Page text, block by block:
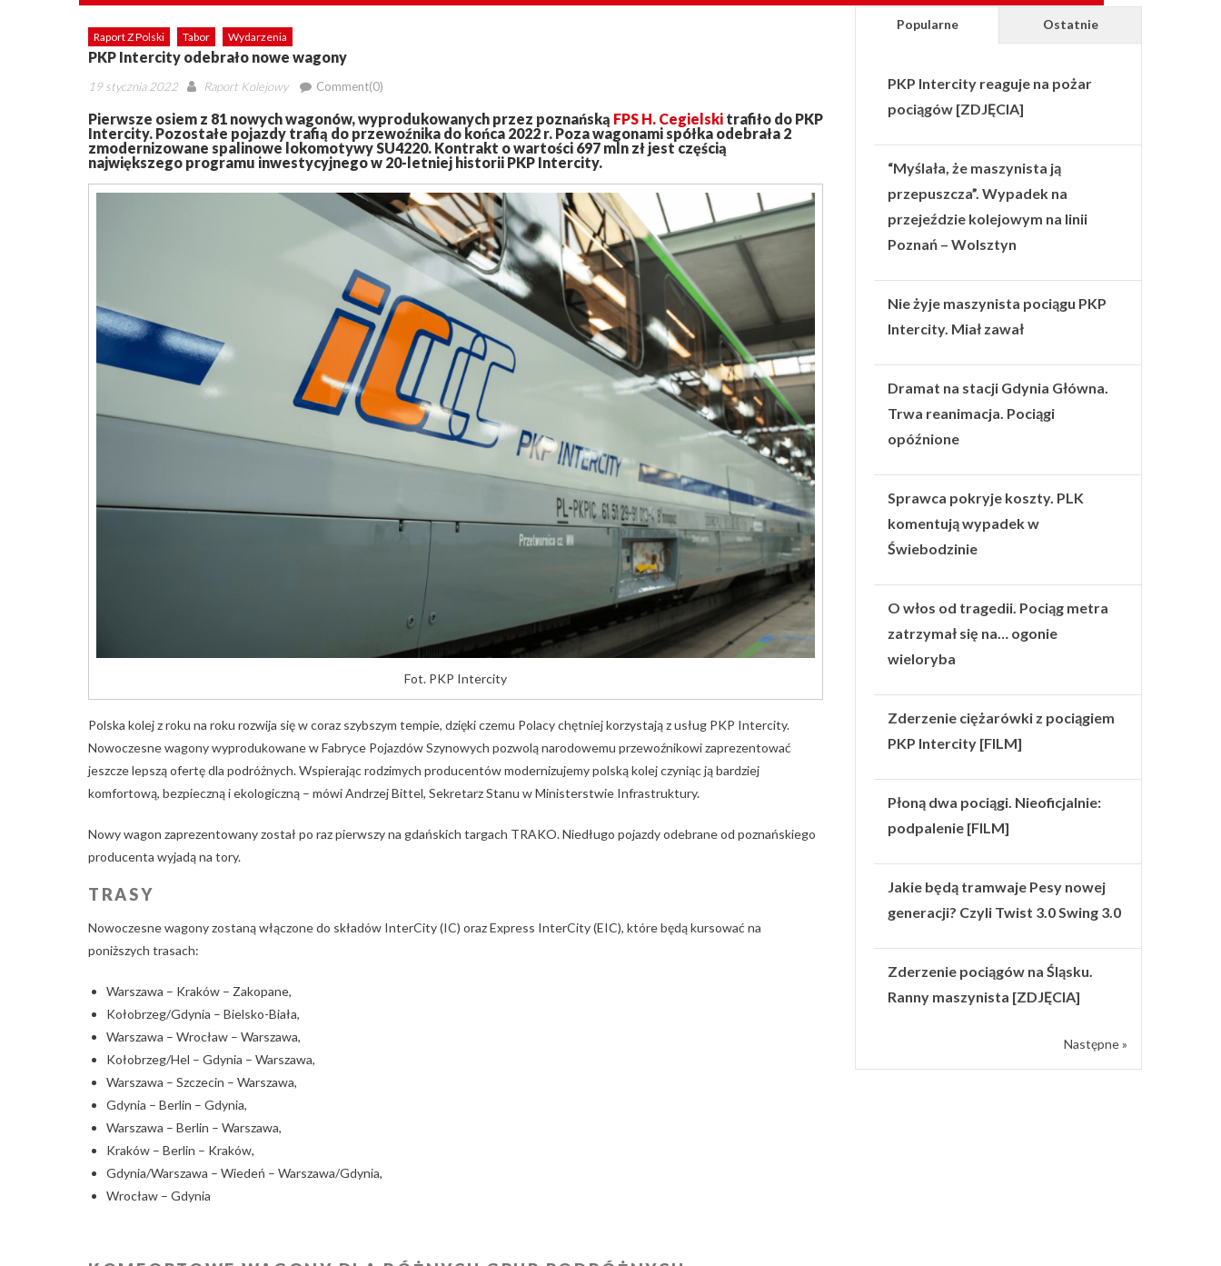
Raport Z Polski Tabor Wydarzenia
PKP Intercity odebrało nowe wagony
Posted
19 stycznia 2022 Author
Raport Kolejowy Comment(0)
Pierwsze osiem z 81 nowych wagonów, wyprodukowanych przez poznańską FPS H. Cegielski trafiło do PKP
Intercity. Pozostałe pojazdy trafią do przewoźnika do końca 2022 r. Poza wagonami spółka odebrała 2
zmodernizowane spalinowe lokomotywy SU4220. Kontrakt o wartości 697 mln zł jest częścią
największego programu inwestycyjnego w 20-letniej historii PKP Intercity.
Fot. PKP Intercity
Polska kolej z roku na roku rozwija się w coraz szybszym tempie, dzięki czemu Polacy chętniej korzystają z usług PKP Intercity.
Nowoczesne wagony wyprodukowane w Fabryce Pojazdów Szynowych pozwolą narodowemu przewoźnikowi zaprezentować
jeszcze lepszą ofertę dla podróżnych. Wspierając rodzimych producentów modernizujemy polską kolej czyniąc ją bardziej
komfortową, bezpieczną i ekologiczną – mówi Andrzej Bittel, Sekretarz Stanu w Ministerstwie Infrastruktury.
Nowy wagon zaprezentowany został po raz pierwszy na gdańskich targach TRAKO. Niedługo pojazdy odebrane od poznańskiego
producenta wyjadą na tory.
TRASY
Nowoczesne wagony zostaną włączone do składów InterCity (IC) oraz Express InterCity (EIC), które będą kursować na
poniższych trasach:
Warszawa – Kraków – Zakopane,
Kołobrzeg/Gdynia – Bielsko-Biała,
Warszawa – Wrocław – Warszawa,
Kołobrzeg/Hel – Gdynia – Warszawa,
Warszawa – Szczecin – Warszawa,
Gdynia – Berlin – Gdynia,
Warszawa – Berlin – Warszawa,
Kraków – Berlin – Kraków,
Gdynia/Warszawa – Wiedeń – Warszawa/Gdynia,
Wrocław – Gdynia
Popularne Ostatnie
PKP Intercity reaguje na pożar
pociągów [ZDJĘCIA]
“Myślała, że maszynista ją
przepuszcza”. Wypadek na
przejeździe kolejowym na linii
Poznań – Wolsztyn
Nie żyje maszynista pociągu PKP
Intercity. Miał zawał
Dramat na stacji Gdynia Główna.
Trwa reanimacja. Pociągi
opóźnione
Sprawca pokryje koszty. PLK
komentują wypadek w
Świebodzinie
O włos od tragedii. Pociąg metra
zatrzymał się na… ogonie
wieloryba
Zderzenie ciężarówki z pociągiem
PKP Intercity [FILM]
Płoną dwa pociągi. Nieoficjalnie:
podpalenie [FILM]
Jakie będą tramwaje Pesy nowej
generacji? Czyli Twist 3.0 Swing 3.0
Zderzenie pociągów na Śląsku.
Ranny maszynista [ZDJĘCIA]
Następne »